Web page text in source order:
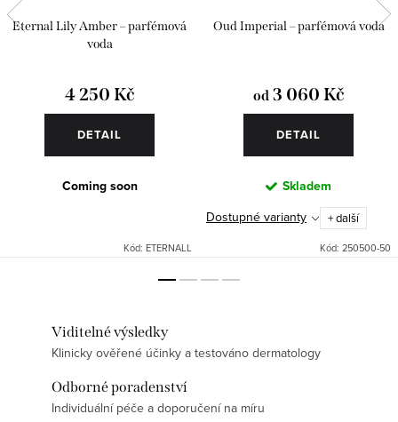
Eternal Lily Amber – parfémová
voda
4 250 Kč
DETAIL
Coming soon
Kód: ETERNALL
Oud Imperial – parfémová voda
od3 060 Kč
DETAIL
Skladem
Dostupné varianty + další
Kód: 250500-50
Viditelné výsledky
Klinicky ověřené účinky a testováno dermatology
Odborné poradenství
Individuální péče a doporučení na míru